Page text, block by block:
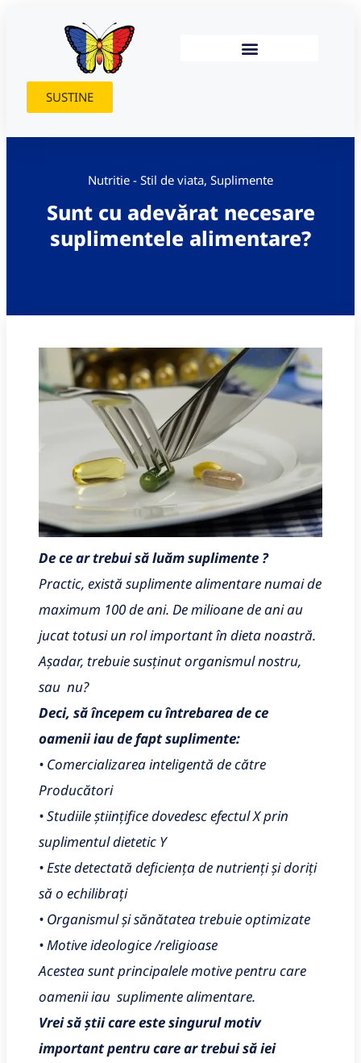
SUSTINE
Nutritie - Stil de viata, Suplimente
Sunt cu adevărat necesare
suplimentele alimentare?
De ce ar trebui să luăm suplimente ?
Practic, există suplimente alimentare numai de
maximum 100 de ani. De milioane de ani au
jucat totusi un rol important în dieta noastră.
Așadar, trebuie susținut organismul nostru,
sau nu?
Deci, să începem cu întrebarea de ce
oamenii iau de fapt suplimente:
• Comercializarea inteligentă de către
Producători
• Studiile științifice dovedesc efectul X prin
suplimentul dietetic Y
• Este detectată deficiența de nutrienți și doriți
să o echilibrați
• Organismul și sănătatea trebuie optimizate
• Motive ideologice /religioase
Acestea sunt principalele motive pentru care
oamenii iau suplimente alimentare.
Vrei să știi care este singurul motiv
important pentru care ar trebui să iei